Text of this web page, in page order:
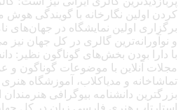
کردن اولین نگارخانه با گویندگی هوش
برگزاری اولین نمایشگاه در جهان‌های
و نوآورانه‌ترین گالری در کل جهان نیز
با دارا بودن بخش‌های گوناگون نظیر:
مجلات آنلاین با موضوعات گوناگون و
تماشاخانه و مدیاکلاب، آموزشگاه
بزرگترین دانشنامه بیوگرافی هنرمندان